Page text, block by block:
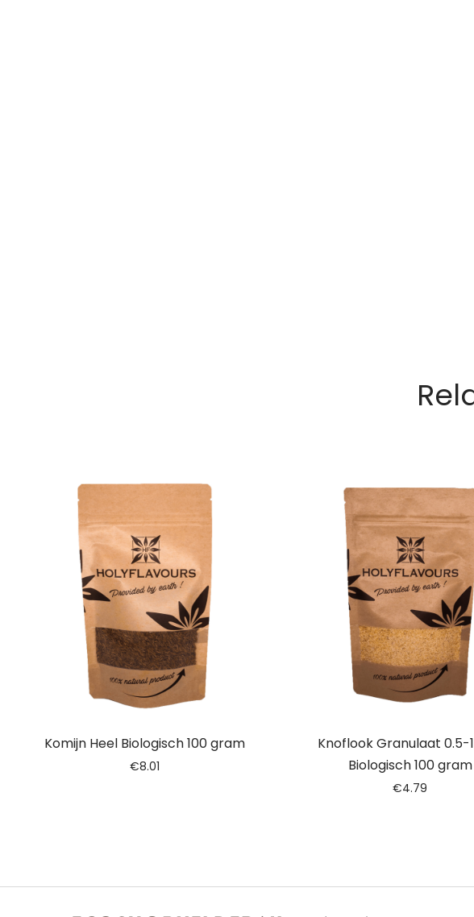
Komijn Heel Biologisch 100 gram
€8.01
Knoflook Granulaat 0.5-
Biologisch 100 gram
€4.79